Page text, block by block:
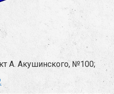
А. Акушинского, №100;